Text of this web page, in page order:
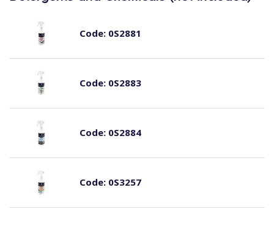
Code:0S2881
Code:0S2883
Code:0S2884
Code:0S3257